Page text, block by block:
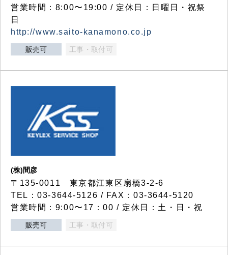
営業時間：8:00〜19:00 / 定休日：日曜日・祝祭
日
http://www.saito-kanamono.co.jp
販売可 工事・取付可
(株)間彦
〒135-0011 東京都江東区扇橋3-2-6
TEL：03-3644-5126 / FAX：03-3644-5120
営業時間：9:00〜17：00 / 定休日：土・日・祝
販売可 工事・取付可